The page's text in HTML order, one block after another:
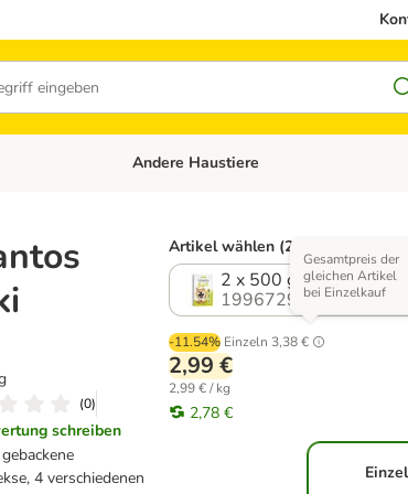
und Zubehör Kategorie-Menü öffnen: Katzenfutter und
Andere Haustiere
(0)
schreiben
4 verschiedenen
Artikel wählen (2 Varianten)
2 x 500 g
1996729.0
-11.54% Einzeln 3,38 €
Gesamtpreis der
gleichen Artikel
bei Einzelkauf
2,99 €
2,99 € / kg
2,78 €